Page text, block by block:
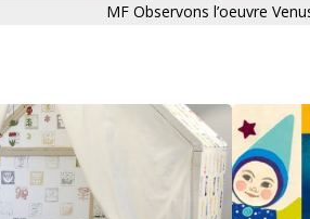
MF Observons l’oeuvre